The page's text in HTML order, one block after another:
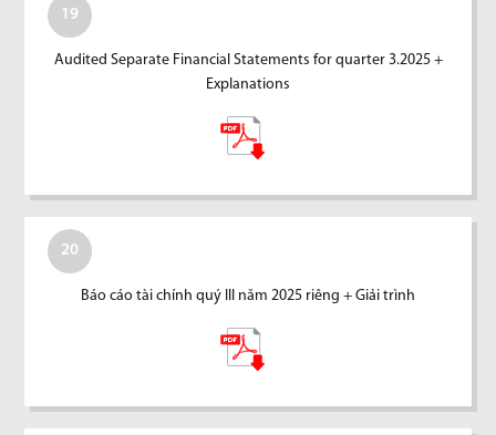
19
Audited Separate Financial Statements for quarter 3.2025 +
Explanations
20
Báo cáo tài chính quý III năm 2025 riêng + Giải trình